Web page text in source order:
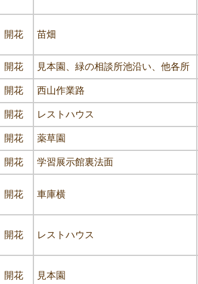
開花 苗畑
開花 見本園、緑の相談所池沿い、他各所
開花 西山作業路
開花 レストハウス
開花 薬草園
開花 学習展示館裏法面
開花 車庫横
開花 レストハウス
開花 見本園